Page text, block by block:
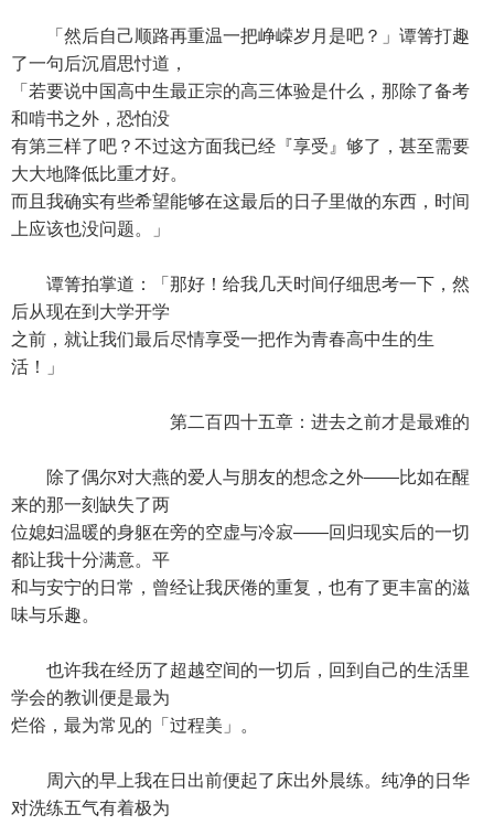
「然后自己顺路再重温一把峥嵘岁月是吧？」谭箐打趣
了一句后沉眉思忖道，
「若要说中国高中生最正宗的高三体验是什么，那除了备考
和啃书之外，恐怕没
有第三样了吧？不过这方面我已经『享受』够了，甚至需要
大大地降低比重才好。
而且我确实有些希望能够在这最后的日子里做的东西，时间
上应该也没问题。」
谭箐拍掌道：「那好！给我几天时间仔细思考一下，然
后从现在到大学开学
之前，就让我们最后尽情享受一把作为青春高中生的生
活！」
第二百四十五章：进去之前才是最难的
除了偶尔对大燕的爱人与朋友的想念之外——比如在醒
来的那一刻缺失了两
位媳妇温暖的身躯在旁的空虚与冷寂——回归现实后的一切
都让我十分满意。平
和与安宁的日常，曾经让我厌倦的重复，也有了更丰富的滋
味与乐趣。
也许我在经历了超越空间的一切后，回到自己的生活里
学会的教训便是最为
烂俗，最为常见的「过程美」。
周六的早上我在日出前便起了床出外晨练。纯净的日华
对洗练五气有着极为